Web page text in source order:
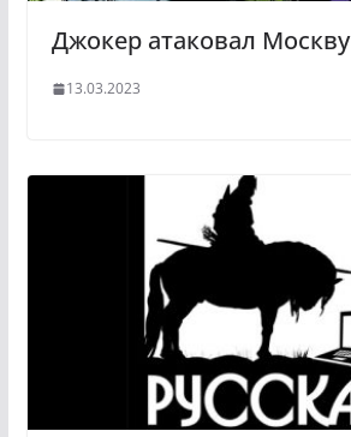
Джокер атаковал Москву
13.03.2023